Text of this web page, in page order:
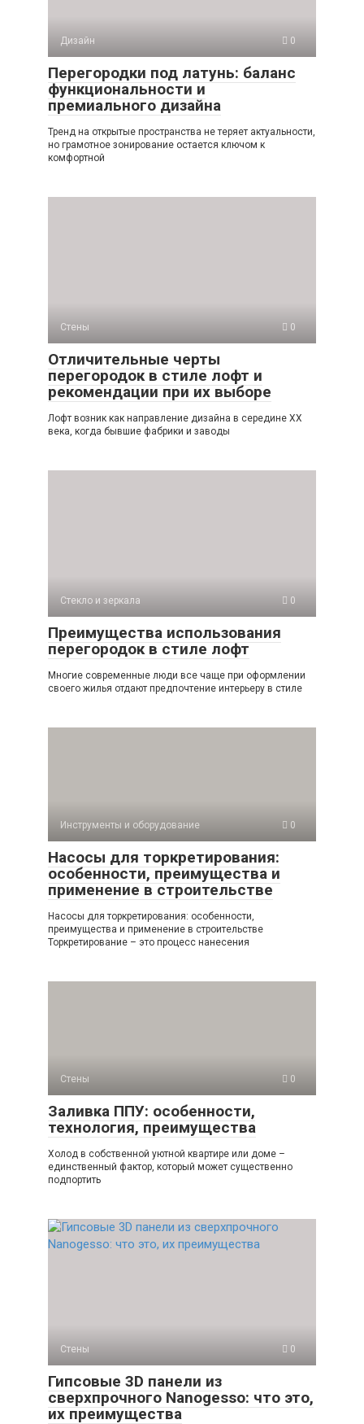
Дизайн 0
Перегородки под латунь: баланс
функциональности и
премиального дизайна
Тренд на открытые пространства не теряет актуальности,
но грамотное зонирование остается ключом к
комфортной
Стены 0
Отличительные черты
перегородок в стиле лофт и
рекомендации при их выборе
Лофт возник как направление дизайна в середине XX
века, когда бывшие фабрики и заводы
Стекло и зеркала 0
Преимущества использования
перегородок в стиле лофт
Многие современные люди все чаще при оформлении
своего жилья отдают предпочтение интерьеру в стиле
Инструменты и оборудование 0
Насосы для торкретирования:
особенности, преимущества и
применение в строительстве
Насосы для торкретирования: особенности,
преимущества и применение в строительстве
Торкретирование – это процесс нанесения
Стены 0
Заливка ППУ: особенности,
технология, преимущества
Холод в собственной уютной квартире или доме –
единственный фактор, который может существенно
подпортить
Стены 0
Гипсовые 3D панели из
сверхпрочного Nanogesso: что это,
их преимущества